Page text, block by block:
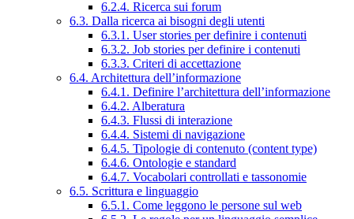
6.2.4. Ricerca sui forum
6.3. Dalla ricerca ai bisogni degli utenti
6.3.1. User stories per definire i contenuti
6.3.2. Job stories per definire i contenuti
6.3.3. Criteri di accettazione
6.4. Architettura dell’informazione
6.4.1. Definire l’architettura dell’informazione
6.4.2. Alberatura
6.4.3. Flussi di interazione
6.4.4. Sistemi di navigazione
6.4.5. Tipologie di contenuto (content type)
6.4.6. Ontologie e standard
6.4.7. Vocabolari controllati e tassonomie
6.5. Scrittura e linguaggio
6.5.1. Come leggono le persone sul web